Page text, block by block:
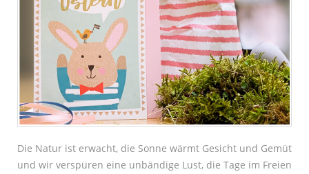
Die Natur ist erwacht, die Sonne wärmt Gesicht und Gemüt
und wir verspüren eine unbändige Lust, die Tage im Freien